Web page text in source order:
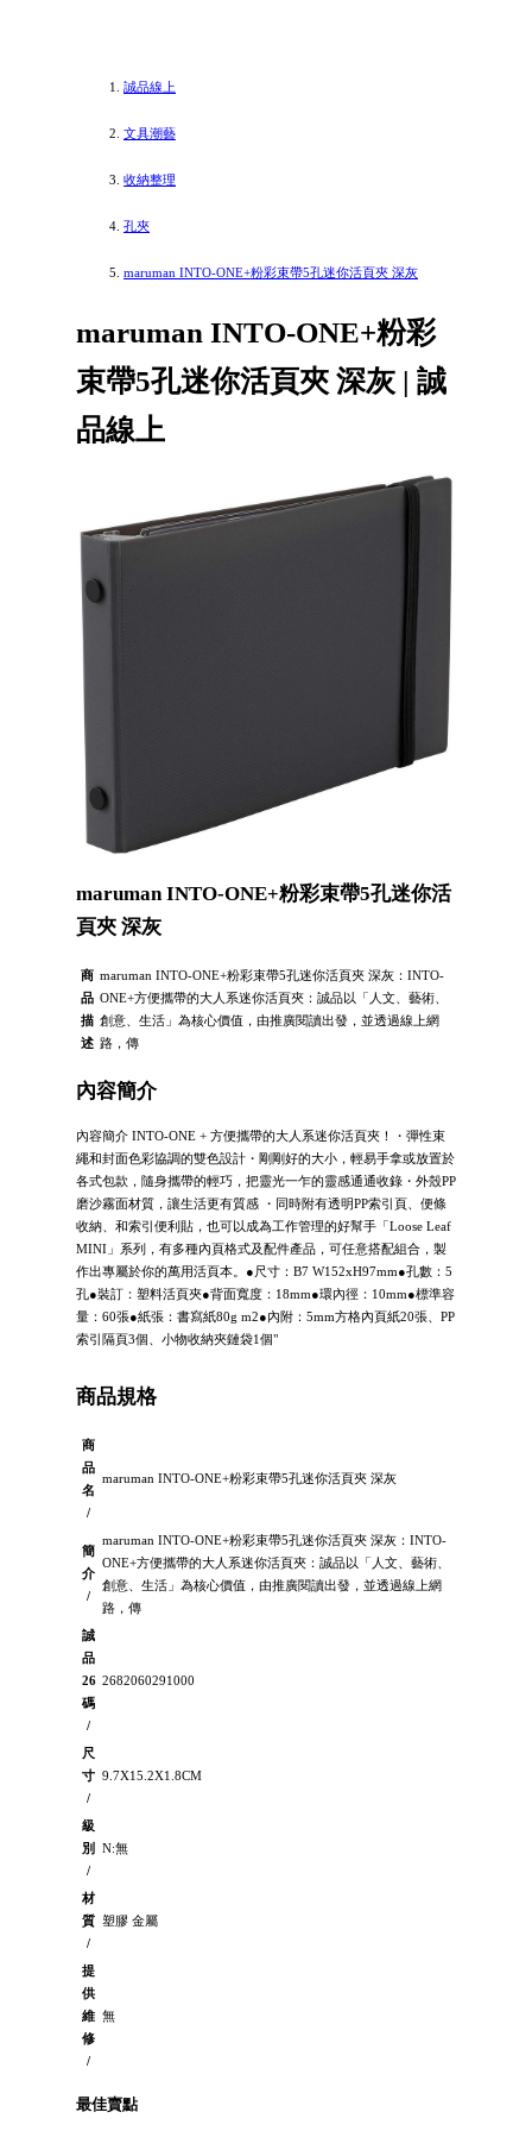
誠品線上
文具潮藝
收納整理
孔夾
maruman INTO-ONE+粉彩束帶5孔迷你活頁夾 深灰
maruman INTO-ONE+粉彩
束帶5孔迷你活頁夾 深灰 | 誠
品線上
maruman INTO-ONE+粉彩束帶5孔迷你活
頁夾 深灰
商
品
描
述
maruman INTO-ONE+粉彩束帶5孔迷你活頁夾 深灰：INTO-
ONE+方便攜帶的大人系迷你活頁夾：誠品以「人文、藝術、
創意、生活」為核心價值，由推廣閱讀出發，並透過線上網
路，傳
內容簡介
內容簡介 INTO-ONE + 方便攜帶的大人系迷你活頁夾！・彈性束
繩和封面色彩協調的雙色設計・剛剛好的大小，輕易手拿或放置於
各式包款，隨身攜帶的輕巧，把靈光一乍的靈感通通收錄・外殼PP
磨沙霧面材質，讓生活更有質感 ・同時附有透明PP索引頁、便條
收納、和索引便利貼，也可以成為工作管理的好幫手「Loose Leaf
MINI」系列，有多種內頁格式及配件產品，可任意搭配組合，製
作出專屬於你的萬用活頁本。●尺寸：B7 W152xH97mm●孔數：5
孔●裝訂：塑料活頁夾●背面寬度：18mm●環內徑：10mm●標準容
量：60張●紙張：書寫紙80g m2●內附：5mm方格內頁紙20張、PP
索引隔頁3個、小物收納夾鏈袋1個"
商品規格
商
品
名
/
maruman INTO-ONE+粉彩束帶5孔迷你活頁夾 深灰
簡
介
/
maruman INTO-ONE+粉彩束帶5孔迷你活頁夾 深灰：INTO-
ONE+方便攜帶的大人系迷你活頁夾：誠品以「人文、藝術、
創意、生活」為核心價值，由推廣閱讀出發，並透過線上網
路，傳
誠
品
26
碼
/
2682060291000
尺
寸
/
9.7X15.2X1.8CM
級
別
/
N:無
材
質
/
塑膠 金屬
提
供
維
修
/
無
最佳賣點